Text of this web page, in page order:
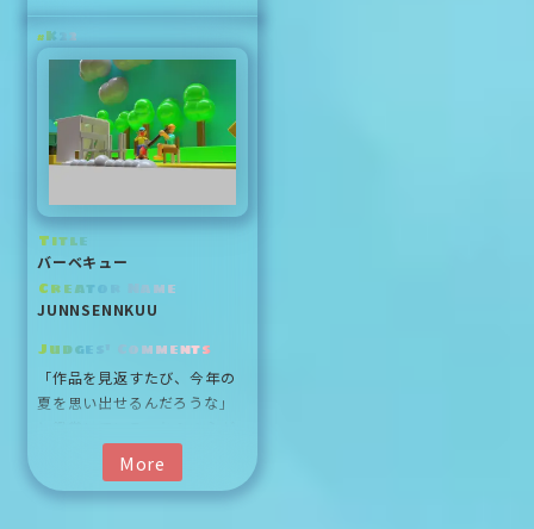
#K22
Title
バーベキュー
Creator Name
JUNNSENNKUU
Judges' Comments
「作品を見返すたび、今年の夏を思い出せるんだ
「作品を見返すたび、今年の
夏を思い出せるんだろうな」
温まる作品ですね。下から少
し見上げるあおりの視点も良
い選択と感じます。画面に収
More